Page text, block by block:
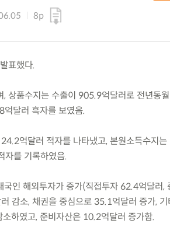
8p
표했다.
상품수지는 수출이 905.9억달러로 전년동
달러 흑자를 보였음.
억달러 적자를 나타냈고, 본원소득수지는
자를 기록하였음.
인 해외투자가 증가(직접투자 62.4억달러,
감소, 채권을 중심으로 35.1억달러 증가, 기
하였고, 준비자산은 10.2억달러 증가함.